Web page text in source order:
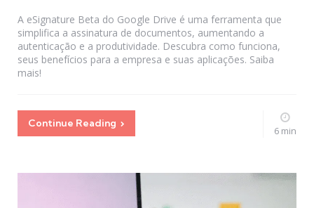
A eSignature Beta do Google Drive é uma ferramenta que
simplifica a assinatura de documentos, aumentando a
autenticação e a produtividade. Descubra como funciona,
seus benefícios para a empresa e suas aplicações. Saiba
mais!
Continue Reading
6 min